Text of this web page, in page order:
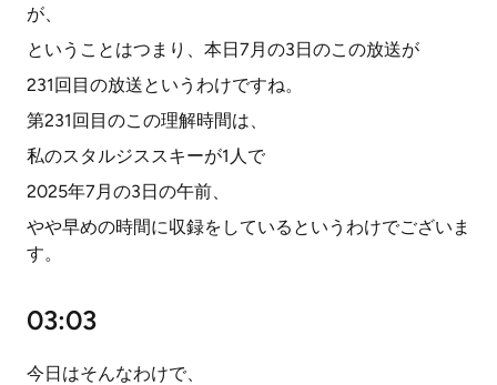
が、
ということはつまり、本日7月の3日のこの放送が
231回目の放送というわけですね。
第231回目のこの理解時間は、
私のスタルジススキーが1人で
2025年7月の3日の午前、
やや早めの時間に収録をしているというわけでございま
す。
03:03
今日はそんなわけで、